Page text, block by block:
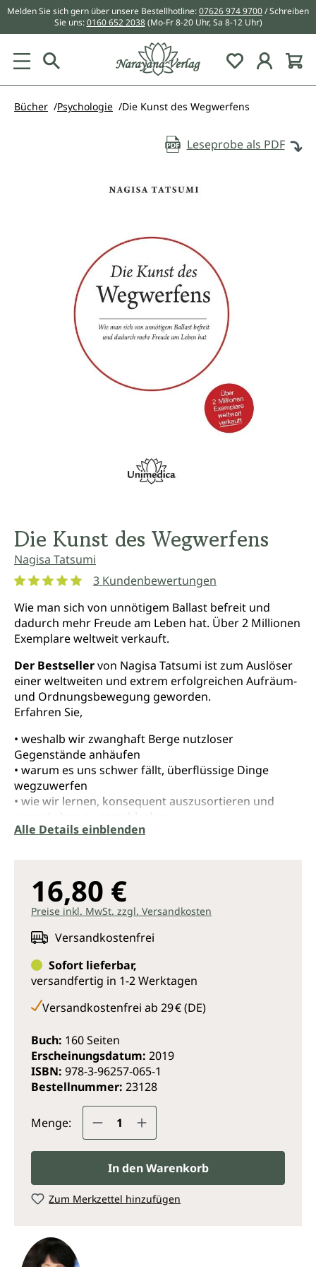
springen
Melden Sie sich gern über unsere Bestellhotline:07626 974 9700/ Schreiben
Sie uns:0160 652 2038 (Mo-Fr 8-20 Uhr, Sa 8-12 Uhr)
Du hast 0
Bücher Psychologie Die Kunst des Wegwerfens
Leseprobe als PDF
Die Kunst des Wegwerfens
Nagisa Tatsumi
3 Kundenbewertungen
Wie man sich von unnötigem Ballast befreit und
dadurch mehr Freude am Leben hat. Über 2 Millionen
Exemplare weltweit verkauft.
Der Bestsellervon Nagisa Tatsumi ist zum Auslöser
einer weltweiten und extrem erfolgreichen Aufräum-
und Ordnungsbewegung geworden.
Erfahren Sie,
• weshalb wir zwanghaft Berge nutzloser
Gegenstände anhäufen
• warum es uns schwer fällt, überflüssige Dinge
wegzuwerfen
• wie wir lernen, konsequent auszusortieren und
Nagisa Tatsumi zeigt, dass man sich mit ein paar
Tricks vom Ballast überflüssiger Sachen nachhaltig
befreien kann. Zehn einfache Grundregeln führen in
die Kunst des Entrümpelns ohne Reue ein. Praktische
Tipps erleichtern das Aussortieren und
ressourcenschonende Entsorgen.
Ein unverzichtbarer Ratgeber für alle, die sich
Ordnung in ihrem Leben wünschen. Die Kunst des
Wegwerfens wurzelt tief im japanischen
Minimalismus und schärft den Blick für die Dinge, die
wirklich glücklich machen.
Alle Details einblenden
16,80 €
Preise inkl. MwSt. zzgl. Versandkosten
Versandkostenfrei
Sofort lieferbar,
versandfertig in 1-2 Werktagen
Versandkostenfrei ab 29 € (DE)
Buch: 160 Seiten
Erscheinungsdatum: 2019
ISBN: 978-3-96257-065-1
Bestellnummer: 23128
Menge: Produkt Anzahl: Gib den
In den Warenkorb
Zum Merkzettel hinzufügen